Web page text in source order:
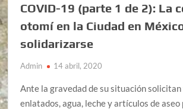
COVID-19 (parte 1 de 2): La
otomí en la Ciudad en
solidarizarse
Admin 14 abril, 2020
Ante la gravedad de su situación solicitan
enlatados, agua, leche y artículos de aseo